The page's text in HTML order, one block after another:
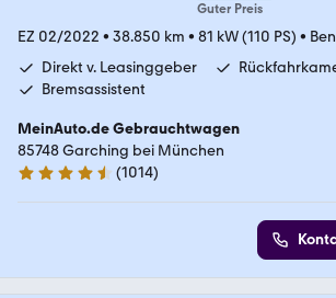
Guter Preis
EZ 02/2022 • 38.850 km • 81 kW (110 PS) •
Direkt v. Leasinggeber
Bremsassistent
MeinAuto.de Gebrauchtwagen
85748 Garching bei München
4.6 Sterne
(1014)